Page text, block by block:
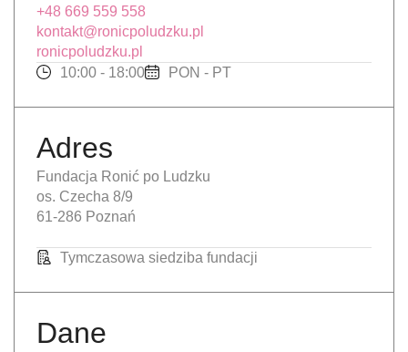
+48 669 559 558
kontakt@ronicpoludzku.pl
ronicpoludzku.pl
10:00 - 18:00
PON - PT
Adres
Fundacja Ronić po Ludzku
os. Czecha 8/9
61-286 Poznań
Tymczasowa siedziba fundacji
Dane